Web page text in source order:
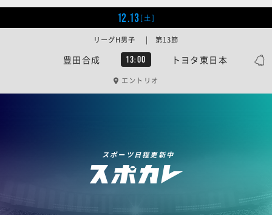
12.13[土]
豊田合成 13:00 トヨタ東日本
リーグH男子 | 第13節
エントリオ
スポーツ日程更新中